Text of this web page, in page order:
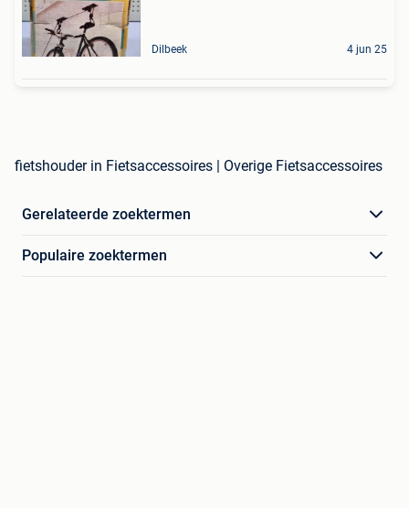
Dilbeek 4 jun 25
fietshouder in Fietsaccessoires | Overige Fietsaccessoires
Gerelateerde zoektermen
Populaire zoektermen